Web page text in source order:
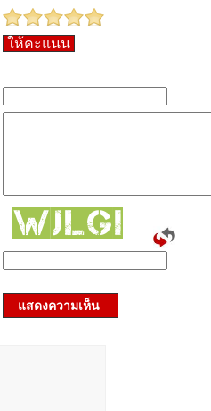
ให้คะแนน
แสดงความเห็น